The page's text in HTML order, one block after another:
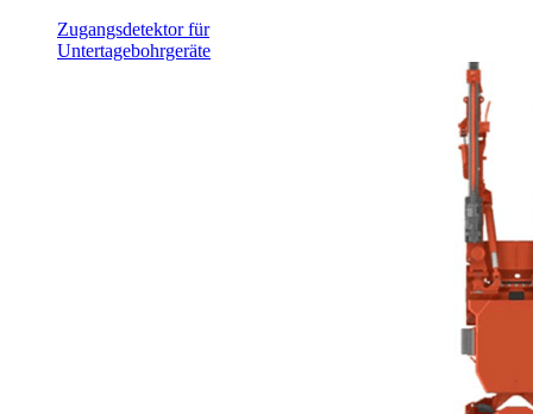
Zugangsdetektor für
Untertagebohrgeräte